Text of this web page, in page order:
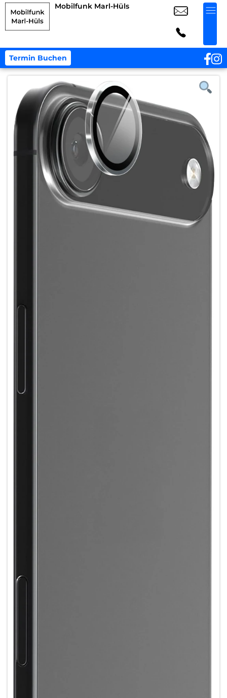
Mobilfunk Marl-Hüls
Termin Buchen